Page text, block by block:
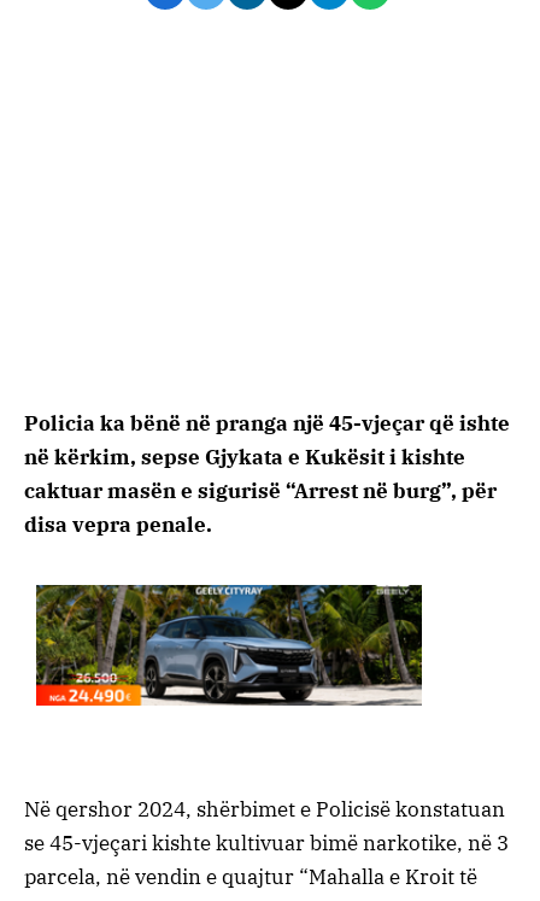
Policia ka bënë në pranga një 45-vjeçar që ishte
në kërkim, sepse Gjykata e Kukësit i kishte
caktuar masën e sigurisë “Arrest në burg”, për
disa vepra penale.
Në qershor 2024, shërbimet e Policisë konstatuan
se 45-vjeçari kishte kultivuar bimë narkotike, në 3
parcela, në vendin e quajtur “Mahalla e Kroit të